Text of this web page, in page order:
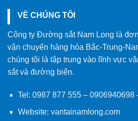
VỀ CHÚNG TÔI
Công ty Đường sắt Nam Long là
vận chuyển hàng hóa Bắc-Trung-
chúng tôi là tập trung vào lĩnh vực
sắt và đường biển.
Tel: 0987 877 555– 0906940698
Website: vantainamlong.com